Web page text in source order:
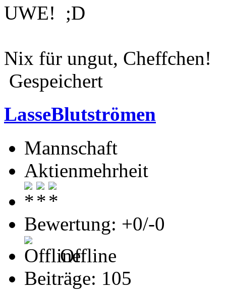
UWE! ;D
Nix für ungut, Cheffchen!
Gespeichert
LasseBlutströmen
Mannschaft
Aktienmehrheit
Bewertung: +0/-0
Offline
Beiträge: 105